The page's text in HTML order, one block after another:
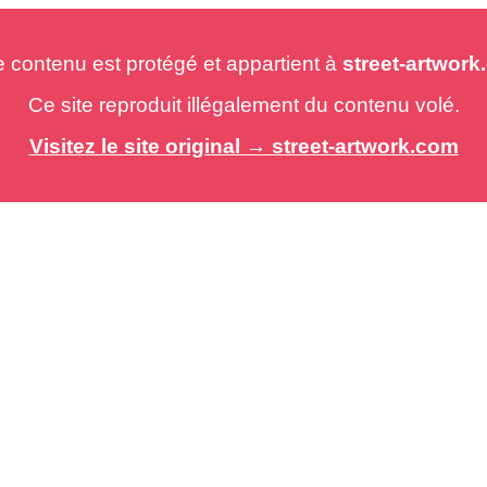
est protégé et appartient à street-
Ce site reproduit illégalement du contenu volé.
Visitez le site original → street-artwork.com